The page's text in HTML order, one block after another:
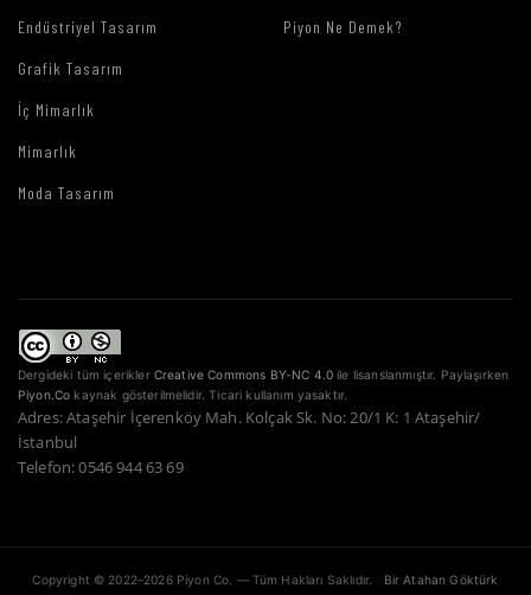
Endüstriyel Tasarım
Grafik Tasarım
İç Mimarlık
Mimarlık
Moda Tasarım
Piyon Ne Demek?
Dergideki tüm içerikler Creative Commons BY-NC 4.0 ile lisanslanmıştır. Paylaşırken
Piyon.Co kaynak gösterilmelidir. Ticari kullanım yasaktır.
Adres: Ataşehir İçerenköy Mah. Kolçak Sk. No: 20/1 K: 1 Ataşehir/
İstanbul
Telefon: 0546 944 63 69
Copyright © 2022–2026 Piyon Co. — Tüm Hakları Saklıdır. Bir Atahan Göktürk